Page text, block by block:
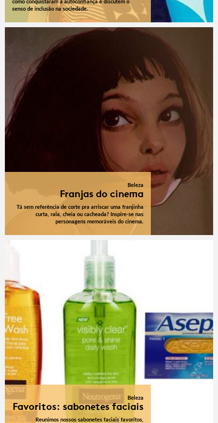
como conquistaram a autoconfiança e discutem o
senso de inclusão na sociedade.
Beleza
Franjas do cinema
Tá sem referência de corte pra arriscar uma franjinha
curta, rala, cheia ou cacheada? Inspire-se nas
personagens memoráveis do cinema.
Beleza
Favoritos: sabonetes faciais
Reunimos nossos sabonetes faciais favoritos,